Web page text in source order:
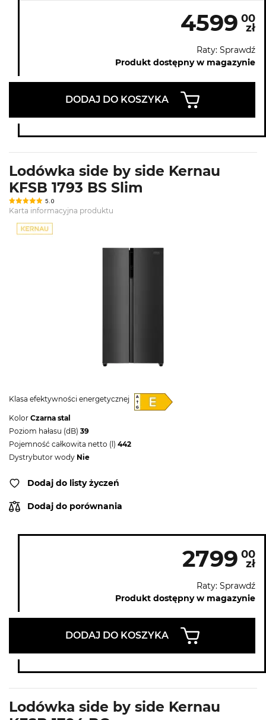
4599 00
zł
Raty: Sprawdź
Produkt dostępny w magazynie
DODAJ DO KOSZYKA
Lodówka side by side Kernau
KFSB 1793 BS Slim
5.0
Karta informacyjna produktu
Klasa efektywności energetycznej
Kolor Czarna stal
Poziom hałasu (dB) 39
Pojemność całkowita netto (l) 442
Dystrybutor wody Nie
Dodaj do listy życzeń
Dodaj do porównania
2799 00
zł
Raty: Sprawdź
Produkt dostępny w magazynie
DODAJ DO KOSZYKA
Lodówka side by side Kernau